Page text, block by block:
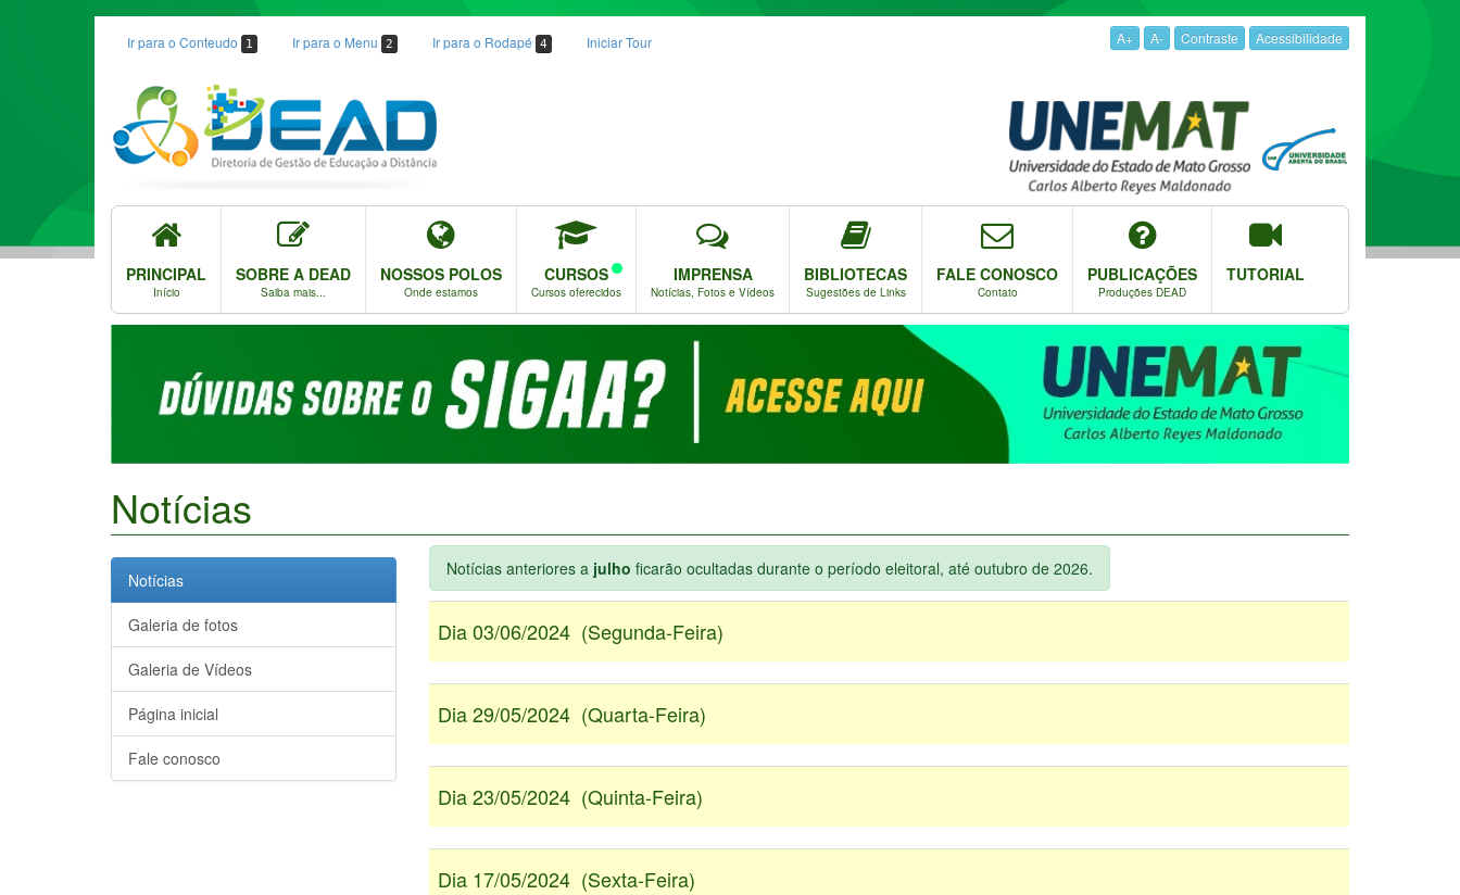
Ir para o Conteudo 1 Ir para o Menu 2 Ir para o Rodapé 4 Iniciar Tour A+ A- Contraste Acessibilidade
PRINCIPAL
Início
SOBRE A DEAD
Saiba mais...
NOSSOS POLOS
Onde estamos
CURSOS
Cursos oferecidos
IMPRENSA
Notícias, Fotos e Vídeos
BIBLIOTECAS
Sugestões de Links
FALE CONOSCO
Contato
PUBLICAÇÕES
Produções DEAD
TUTORIAL
Notícias
Notícias
Galeria de fotos
Galeria de Vídeos
Página inicial
Fale conosco
Notícias anteriores a julho ficarão ocultadas durante o período eleitoral, até outubro de 2026.
Dia 03/06/2024 (Segunda-Feira)
Dia 29/05/2024 (Quarta-Feira)
Dia 23/05/2024 (Quinta-Feira)
Dia 17/05/2024 (Sexta-Feira)